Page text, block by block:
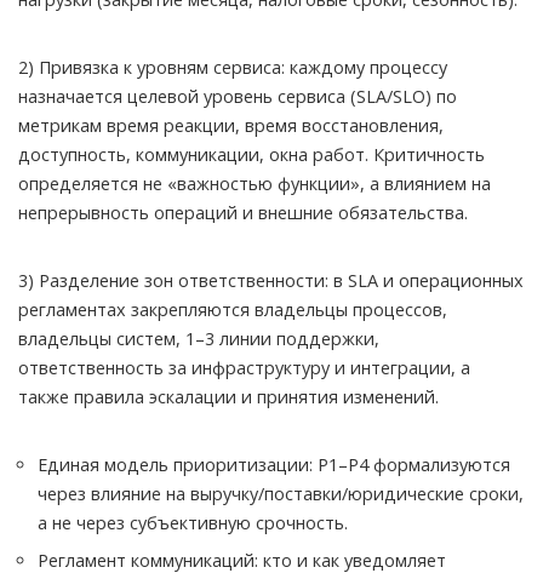
2) Привязка к уровням сервиса: каждому процессу
назначается целевой уровень сервиса (SLA/SLO) по
метрикам время реакции, время восстановления,
доступность, коммуникации, окна работ. Критичность
определяется не «важностью функции», а влиянием на
непрерывность операций и внешние обязательства.
3) Разделение зон ответственности: в SLA и операционных
регламентах закрепляются владельцы процессов,
владельцы систем, 1–3 линии поддержки,
ответственность за инфраструктуру и интеграции, а
также правила эскалации и принятия изменений.
Единая модель приоритизации: P1–P4 формализуются
через влияние на выручку/поставки/юридические сроки,
а не через субъективную срочность.
Регламент коммуникаций: кто и как уведомляет